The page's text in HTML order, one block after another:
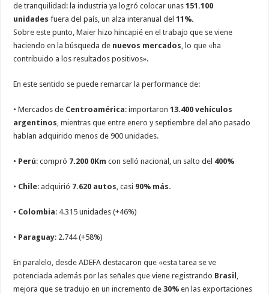
de tranquilidad: la industria ya logró colocar unas151.100
unidadesfuera del país, un alza interanual del11%.
Sobre este punto, Maier hizo hincapié en el trabajo que se viene
haciendo en la búsqueda de nuevos mercados , lo que «ha
contribuido a los resultados positivos».
En este sentido se puede remarcar la performance de:
• Mercados de Centroamérica: importaron13.400 vehículos
argentinos , mientras que entre enero y septiembre del año pasado
habían adquirido menos de 900 unidades.
• Perú: compró 7.200 0Kmcon selló nacional, un salto del 400%
• Chile: adquirió 7.620 autos , casi 90% más.
• Colombia: 4.315 unidades (+46%)
• Paraguay: 2.744 (+58%)
En paralelo, desde ADEFA destacaron que «esta tarea se ve
potenciada además por las señales que viene registrando Brasil
mejora que se tradujo en un incremento de30%en las exportaciones